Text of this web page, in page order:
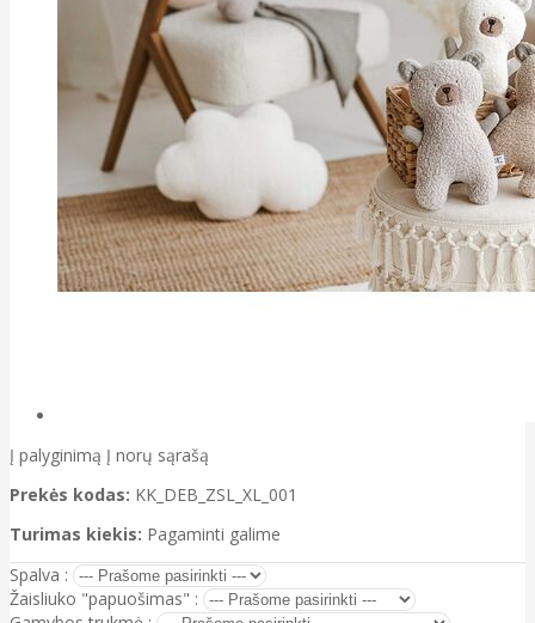
Į palyginimą Į norų sąrašą
Prekės kodas: KK_DEB_ZSL_XL_001
Turimas kiekis: Pagaminti galime
Spalva :
Žaisliuko "papuošimas" :